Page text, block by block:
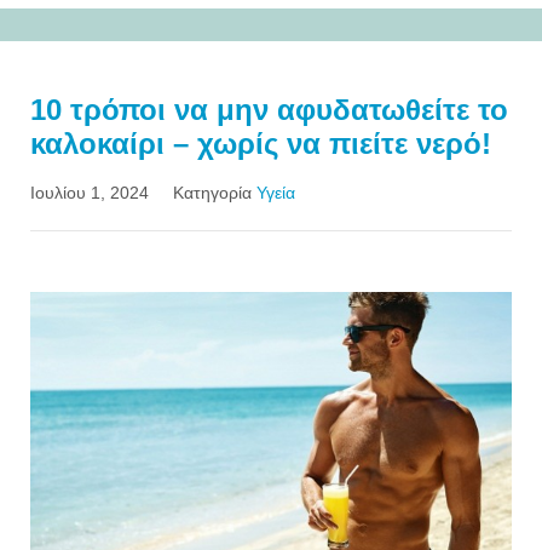
10 τρόποι να μην αφυδατωθείτε το
καλοκαίρι – χωρίς να πιείτε νερό!
Ιουλίου 1, 2024 Κατηγορία Υγεία